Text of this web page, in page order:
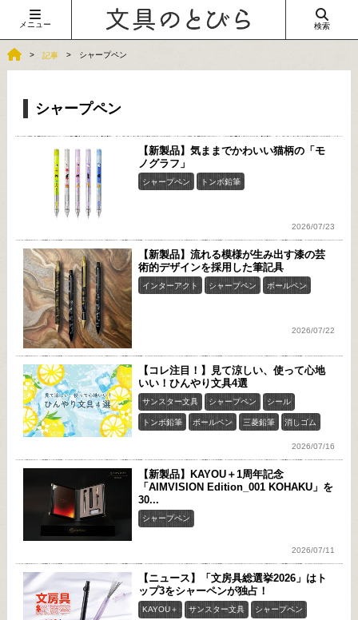
メニュー 検索
記事 シャープペン
シャープペン
【新製品】気ままでかわいい猫柄の「モ
ノグラフ」
シャープペン トンボ鉛筆
2026/07/23
【新製品】流れる模様が生み出す漆の芸
術的デザインを採用した筆記具
インターアクト シャープペン ボールペン
2026/07/22
【コレ注目！】見て涼しい、使って心地
いい！ひんやり文具4選
サンスター文具 シャープペン シール
トンボ鉛筆 ボールペン 三菱鉛筆 消しゴム
2026/07/16
【新製品】KAYOU＋1周年記念
「AIMVISION Edition_001 KOHAKU」を
30...
シャープペン
2026/07/11
【ニュース】「文房具総選挙2026」はト
ップ3をシャーペンが独占！
KAYOU＋ サンスター文具 シャープペン